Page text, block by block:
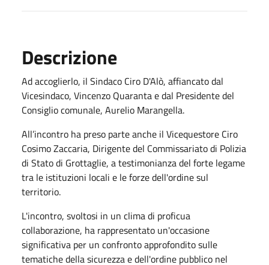
Descrizione
Ad accoglierlo, il Sindaco Ciro D'Alò, affiancato dal
Vicesindaco, Vincenzo Quaranta e dal Presidente del
Consiglio comunale, Aurelio Marangella.
All’incontro ha preso parte anche il Vicequestore Ciro
Cosimo Zaccaria, Dirigente del Commissariato di Polizia
di Stato di Grottaglie, a testimonianza del forte legame
tra le istituzioni locali e le forze dell'ordine sul
territorio.
L'incontro, svoltosi in un clima di proficua
collaborazione, ha rappresentato un'occasione
significativa per un confronto approfondito sulle
tematiche della sicurezza e dell'ordine pubblico nel